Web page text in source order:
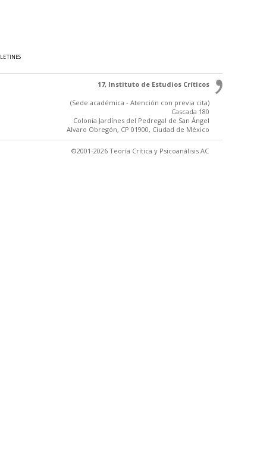
17, Instituto de Estudios Críticos
(Sede académica - Atención con previa cita)
Cascada 180
Colonia Jardínes del Pedregal de San Ángel
Alvaro Obregón, CP 01900, Ciudad de México
©2001-2026 Teoría Crítica y Psicoanálisis AC